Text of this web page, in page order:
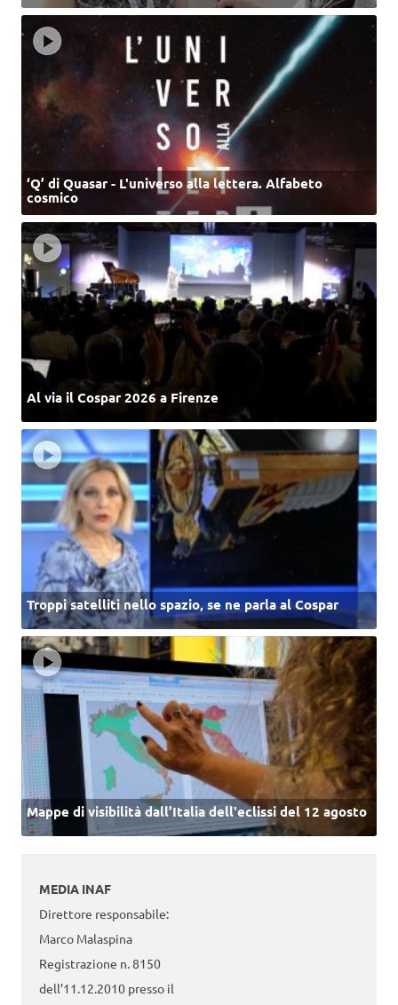
‘Q’ di Quasar - L'universo alla lettera. Alfabeto
cosmico
Al via il Cospar 2026 a Firenze
Troppi satelliti nello spazio, se ne parla al Cospar
Mappe di visibilità dall’Italia dell'eclissi del 12 agosto
MEDIA INAF
Direttore responsabile:
Marco Malaspina
Registrazione n. 8150
dell’11.12.2010 presso il